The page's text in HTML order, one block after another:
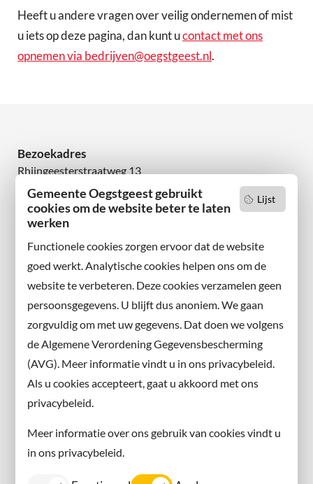
Lijst
Gemeente Oegstgeest gebruikt
cookies om de website beter te laten
werken
Functionele cookies zorgen ervoor dat de website
goed werkt. Analytische cookies helpen ons om de
website te verbeteren. Deze cookies verzamelen geen
persoonsgegevens. U blijft dus anoniem. We gaan
zorgvuldig om met uw gegevens. Dat doen we volgens
de Algemene Verordening Gegevensbescherming
(AVG). Meer informatie vindt u in ons privacybeleid.
Als u cookies accepteert, gaat u akkoord met ons
privacybeleid.
Meer informatie over ons gebruik van cookies vindt u
in ons privacybeleid.
Heeft u andere vragen over veilig ondernemen of mist
u iets op deze pagina, dan kunt ucontact met ons
opnemen via bedrijven@oegstgeest.nl.
Bezoekadres
Rhijngeesterstraatweg 13
2342 AN Oegstgeest
Wilt u niets missen?
en volg ons ook op sociale media.
Facebook
X
Instagram
Contact met de gemeente
Contact
Information in English